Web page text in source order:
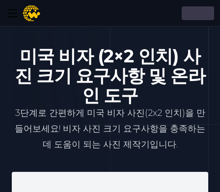
미국 비자 (2×2 인치) 사
진 크기 요구사항 및 온라
인 도구
3단계로 간편하게 미국 비자 사진(2x2 인치)을 만
들어보세요! 비자 사진 크기 요구사항을 충족하는
데 도움이 되는 사진 제작기입니다.